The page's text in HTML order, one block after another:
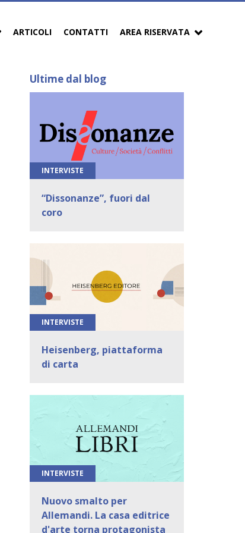
ARTICOLI CONTATTI AREA RISERVATA
Ultime dal blog
INTERVISTE
“Dissonanze”, fuori dal
coro
INTERVISTE
Heisenberg, piattaforma
di carta
INTERVISTE
Nuovo smalto per
Allemandi. La casa editrice
d'arte torna protagonista